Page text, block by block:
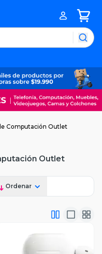
Computación Outlet
Outlet
Ordenar